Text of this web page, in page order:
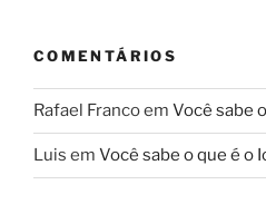
COMENTÁRIOS
Rafael Francoem Você sabe
Luis em Você sabe o que é o